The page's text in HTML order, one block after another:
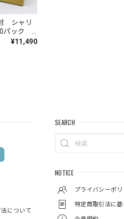
シャリ
ック
酎 宮崎
¥11,490
について
SEARCH
NOTICE
プライバシーポリ
特定商取引法に